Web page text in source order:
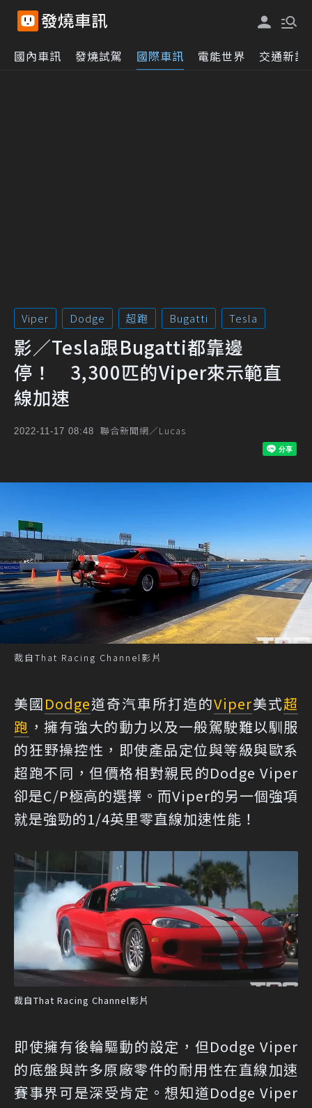
國內車訊 發燒試駕 國際車訊 電能世界 交通新訊
Viper Dodge 超跑 Bugatti Tesla
影／Tesla跟Bugatti都靠邊
停！ 3,300匹的Viper來示範直
線加速
2022-11-17 08:48 聯合新聞網／Lucas
裁自That Racing Channel影片
美國Dodge道奇汽車所打造的Viper美式超
跑 ，擁有強大的動力以及一般駕駛難以馴服
的狂野操控性，即使產品定位與等級與歐系
超跑不同，但價格相對親民的Dodge Viper
卻是C/P極高的選擇。而Viper的另一個強項
就是強勁的1/4英里零直線加速性能！
裁自That Racing Channel影片
即使擁有後輪驅動的設定，但Dodge Viper
的底盤與許多原廠零件的耐用性在直線加速
賽事界可是深受肯定。想知道Dodge Viper